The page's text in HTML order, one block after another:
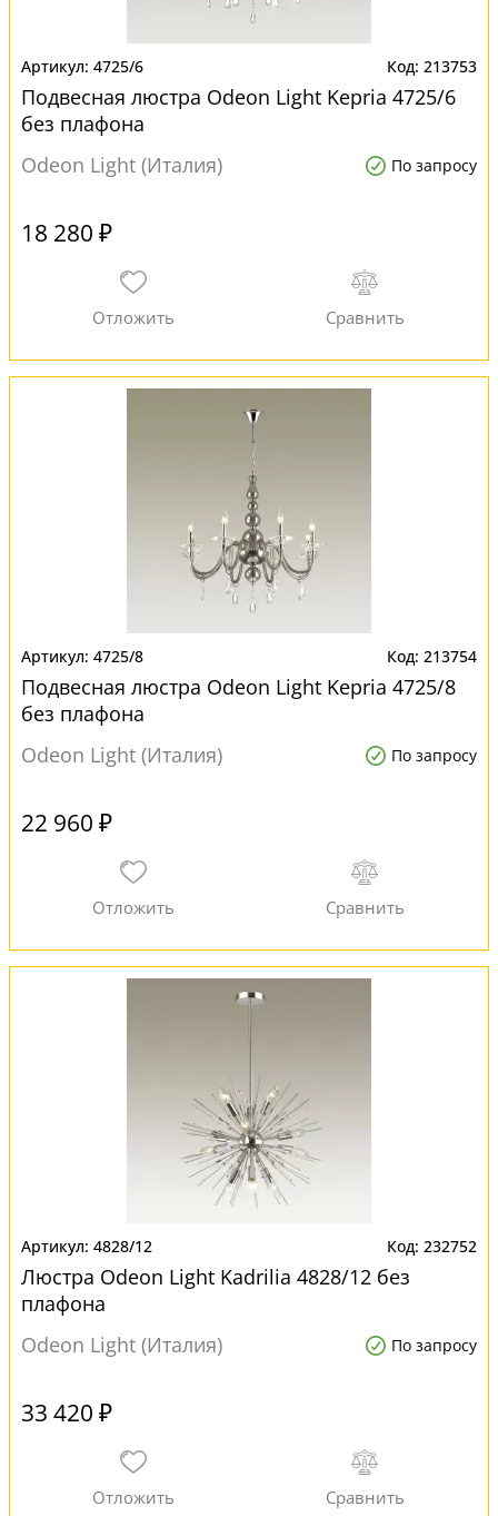
4725/6 213753
Подвесная люстра Odeon Light Kepria 4725/6
без плафона
Odeon Light (Италия)
По запросу
18 280 ₽
4725/8 213754
Подвесная люстра Odeon Light Kepria 4725/8
без плафона
Odeon Light (Италия)
По запросу
22 960 ₽
4828/12 232752
Люстра Odeon Light Kadrilia 4828/12 без
плафона
Odeon Light (Италия)
По запросу
33 420 ₽